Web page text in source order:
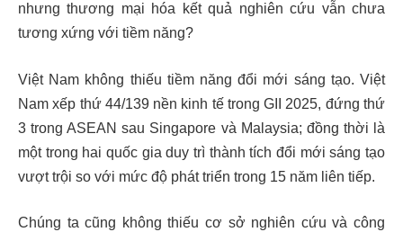
nhưng thương mại hóa kết quả nghiên cứu vẫn chưa
tương xứng với tiềm năng?
Việt Nam không thiếu tiềm năng đổi mới sáng tạo. Việt
Nam xếp thứ 44/139 nền kinh tế trong GII 2025, đứng thứ
3 trong ASEAN sau Singapore và Malaysia; đồng thời là
một trong hai quốc gia duy trì thành tích đổi mới sáng tạo
vượt trội so với mức độ phát triển trong 15 năm liên tiếp.
Chúng ta cũng không thiếu cơ sở nghiên cứu và công